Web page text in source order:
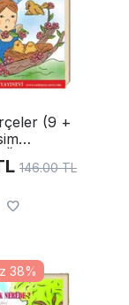
(9 +
146.00 TL
38%